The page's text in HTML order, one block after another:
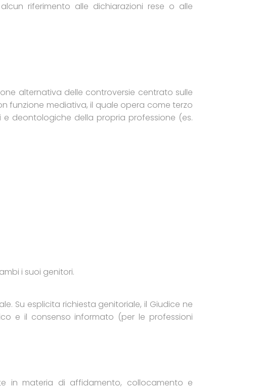
riferimento alle dichiarazioni rese o alle
alternativa delle controversie centrato sulle
funzione mediativa, il quale opera come terzo
deontologiche della propria professione (es.
i suoi genitori.
Su esplicita richiesta genitoriale, il Giudice ne
e il consenso informato (per le professioni
in materia di affidamento, collocamento e